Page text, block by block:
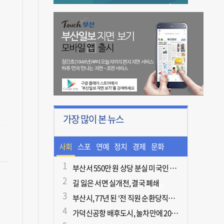
가장 많이 본 뉴스
사회 스포
츠
연예 정치 경제 문화
ㆍ라
이프
부산서 550만 원 상당 분실 미국인 관광객, 경찰 도움으로 되찾아
길 잃은 서면 실개천, 결국 폐쇄
부산시, 77년 된 ‘전 직원 순환당직제’ 폐지
가덕신공항 배후도시, 눌차만에 2028년 착공